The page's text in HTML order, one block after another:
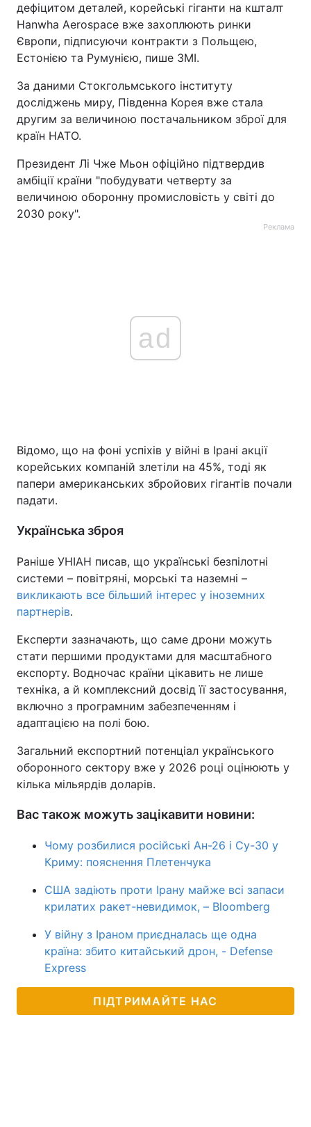
дефіцитом деталей, корейські гіганти на кшталт
Hanwha Aerospace вже захоплюють ринки
Європи, підписуючи контракти з Польщею,
Естонією та Румунією, пише ЗМІ.
За даними Стокгольмського інституту
досліджень миру, Південна Корея вже стала
другим за величиною постачальником зброї для
країн НАТО.
Президент Лі Чже Мьон офіційно підтвердив
амбіції країни "побудувати четверту за
величиною оборонну промисловість у світі до
2030 року".
Реклама
ad
Відомо, що на фоні успіхів у війні в Ірані акції
корейських компаній злетіли на 45%, тоді як
папери американських збройових гігантів почали
падати.
Українська зброя
Раніше УНІАН писав, що українські безпілотні
системи – повітряні, морські та наземні –
викликають все більший інтерес у іноземних
партнерів.
Експерти зазначають, що саме дрони можуть
стати першими продуктами для масштабного
експорту. Водночас країни цікавить не лише
техніка, а й комплексний досвід її застосування,
включно з програмним забезпеченням і
адаптацією на полі бою.
Загальний експортний потенціал українського
оборонного сектору вже у 2026 році оцінюють у
кілька мільярдів доларів.
Вас також можуть зацікавити новини:
Чому розбилися російські Ан-26 і Су-30 у
Криму: пояснення Плетенчука
США задіють проти Ірану майже всі запаси
крилатих ракет-невидимок, – Bloomberg
У війну з Іраном приєдналась ще одна
країна: збито китайський дрон, - Defense
Express
ПІДТРИМАЙТЕ НАС